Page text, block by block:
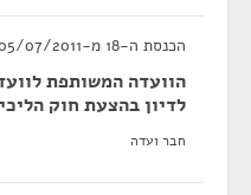
הכנסת ה-18 מ-05/07/2011 עד 05/02/2013
הוועדה המשותפת
לדיון בהצעת חוק
חבר ועדה